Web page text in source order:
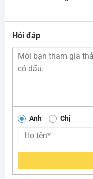
Hỏi đáp
Anh Chị